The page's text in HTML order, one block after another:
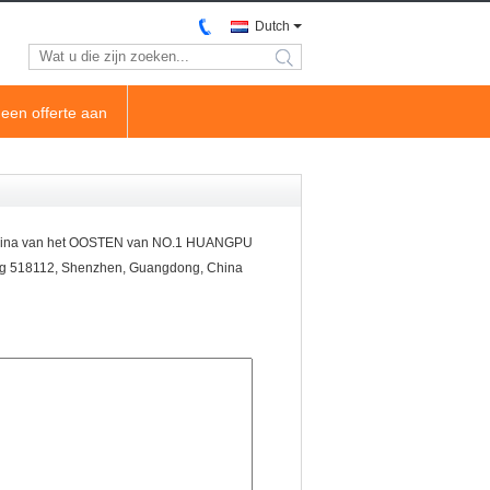
Dutch
search
offerte aan
van het OOSTEN van NO.1 HUANGPU
518112, Shenzhen, Guangdong, China